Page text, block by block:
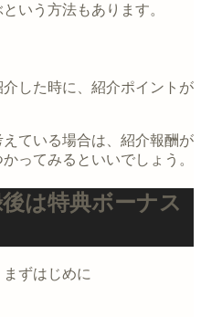
いう方法もあります。
した時に、紹介ポイントが
ている場合は、紹介報酬が
ってみるといいでしょう。
は特典ボーナス
ずはじめに